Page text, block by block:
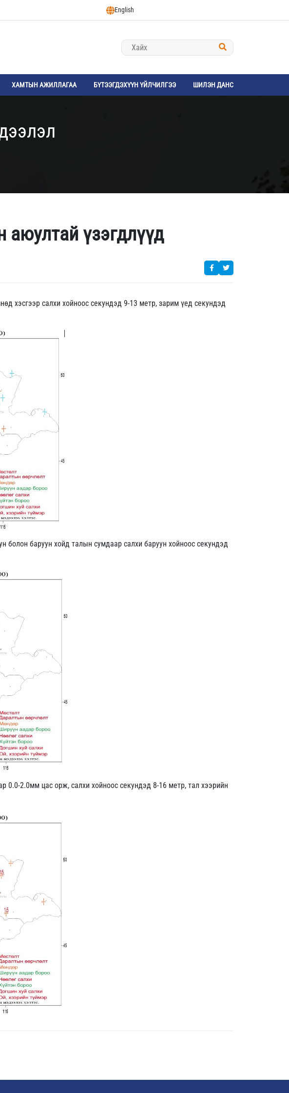
English
ХАМТЫН АЖИЛЛАГАА БҮТЭЭГДЭХҮҮН ҮЙЛЧИЛГЭЭ ШИЛЭН ДАНС
үзэгдлүүд
хэсгээр салхи хойноос секундэд 9-13 метр, зарим үед секундэд
баруун хойд талын сумдаар салхи баруун хойноос секундэд
2.0мм цас орж, салхи хойноос секундэд 8-16 метр, тал хээрийн